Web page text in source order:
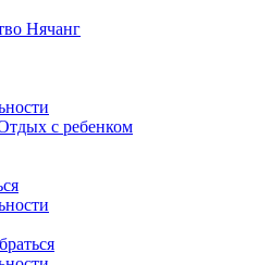
Нячанг
с ребенком